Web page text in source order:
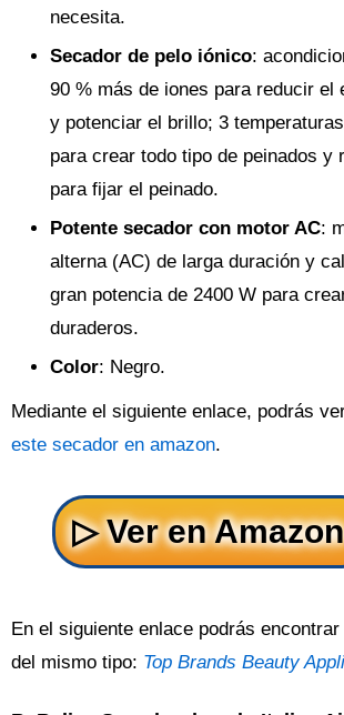
necesita.
Secador de pelo iónico:
90 % más de iones para reducir el
y potenciar el brillo; 3
para crear todo tipo de peinados y
para fijar el peinado.
Potente secador con motor AC:
alterna (AC) de larga duración y
gran potencia de 2400 W para
duraderos.
Color: Negro.
Mediante el siguiente enlace, podrás
este secador en amazon.
En el siguiente enlace podrás
del mismo tipo: Top Brands Beauty